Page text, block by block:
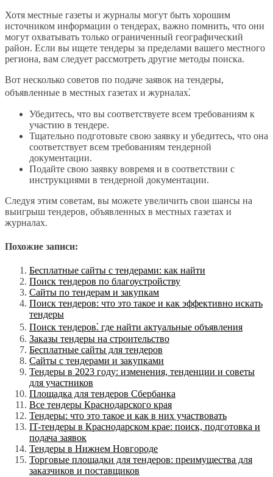
Хотя местные газеты и журналы могут быть хорошим
источником информации о тендерах, важно помнить, что они
могут охватывать только ограниченный географический
район. Если вы ищете тендеры за пределами вашего местного
региона, вам следует рассмотреть другие методы поиска.
Вот несколько советов по подаче заявок на тендеры,
объявленные в местных газетах и журналах⁚
Убедитесь, что вы соответствуете всем требованиям к
участию в тендере.
Тщательно подготовьте свою заявку и убедитесь, что она
соответствует всем требованиям тендерной
документации.
Подайте свою заявку вовремя и в соответствии с
инструкциями в тендерной документации.
Следуя этим советам, вы можете увеличить свои шансы на
выигрыш тендеров, объявленных в местных газетах и
журналах.
Похожие записи:
Бесплатные сайты с тендерами: как найти
Поиск тендеров по благоустройству
Сайты по тендерам и закупкам
Поиск тендеров: что это такое и как эффективно искать
тендеры
Поиск тендеров⁚ где найти актуальные объявления
Заказы тендеры на строительство
Бесплатные сайты для тендеров
Сайты с тендерами и закупками
Тендеры в 2023 году: изменения, тенденции и советы
для участников
Площадка для тендеров Сбербанка
Все тендеры Краснодарского края
Тендеры: что это такое и как в них участвовать
IT-тендеры в Краснодарском крае: поиск, подготовка и
подача заявок
Тендеры в Нижнем Новгороде
Торговые площадки для тендеров: преимущества для
заказчиков и поставщиков